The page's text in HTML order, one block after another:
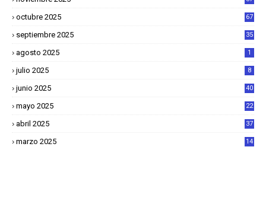
octubre 2025 67
septiembre 2025 35
agosto 2025 1
julio 2025 8
junio 2025 40
mayo 2025
22
abril 2025
37
marzo 2025
14